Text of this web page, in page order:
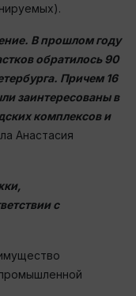
В прошлом году
обратилось 90
Причем 16
заинтересованы в
комплексов и
Анастасия
с